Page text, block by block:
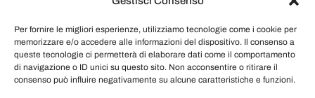
Per fornire le migliori esperienze, utilizziamo tecnologie come i cookie per
memorizzare e/o accedere alle informazioni del dispositivo. Il consenso a
queste tecnologie ci permetterà di elaborare dati come il comportamento
di navigazione o ID unici su questo sito. Non acconsentire o ritirare il
consenso può influire negativamente su alcune caratteristiche e funzioni.
Segui il nostro progetto sui maggiori social
network e resta sempre aggiornata su tutte le
novità
Facebook InstagramLinkedIn YouTube